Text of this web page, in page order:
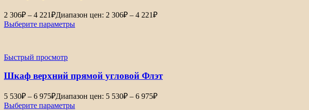
2 306₽ – 4 221₽Диапазон цен: 2 306₽ – 4 221₽
Выберите параметры
Быстрый просмотр
Шкаф верхний прямой угловой Флэт
5 530₽ – 6 975₽Диапазон цен: 5 530₽ – 6 975₽
Выберите параметры